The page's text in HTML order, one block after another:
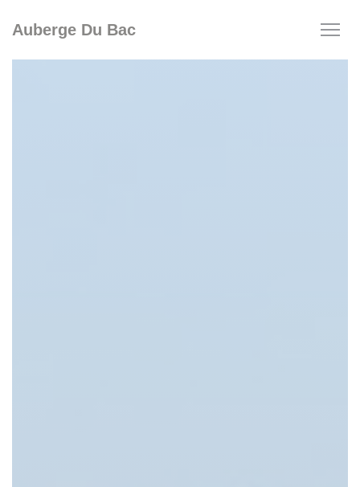
Auberge Du Bac